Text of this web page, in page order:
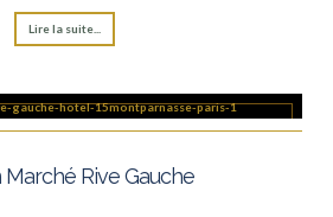
Lire la suite...
Marché Rive Gauche